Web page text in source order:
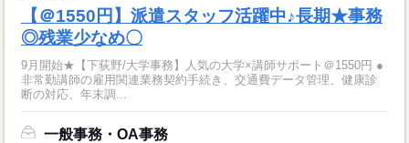
【＠1550円】派遣スタッフ活躍中♪長期★事務
◎残業少なめ〇
9月開始★【下荻野/大学事務】人気の大学×講師サポート＠1550円 ●
非常勤講師の雇用関連業務契約手続き、交通費データ管理、健康診
断の対応、年末調...
一般事務・OA事務